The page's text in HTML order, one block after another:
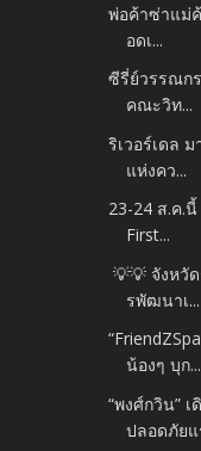
พ่อค้าซ่าแม่
อดเ...
ซีรี่ย์วรรณก
คณะวิท...
ริเวอร์เดล
แห่งคว...
23-24 ส.ค.
First...
💡💡 จังหวั
รพัฒนาเ...
น้องๆ บุก...
“พงศ์กวิน”
ปลอดภัยแ